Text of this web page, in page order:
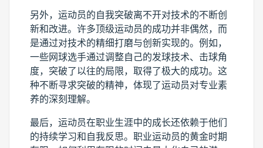
另外，运动员的自我突破离不开对技术的不断创
新和改进。许多顶级运动员的成功并非偶然，而
是通过对技术的精细打磨与创新实现的。例如，
一些网球选手通过调整自己的发球技术、击球角
度，突破了以往的局限，取得了极大的成功。这
种不断寻求突破的精神，体现了运动员对专业素
养的深刻理解。
最后，运动员在职业生涯中的成长还依赖于他们
的持续学习和自我反思。职业运动员的黄金时期